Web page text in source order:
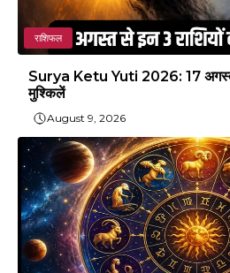
राशिफल
Surya Ketu Yuti 2026: 17 अगस्त
मुश्किलें
August 9, 2026